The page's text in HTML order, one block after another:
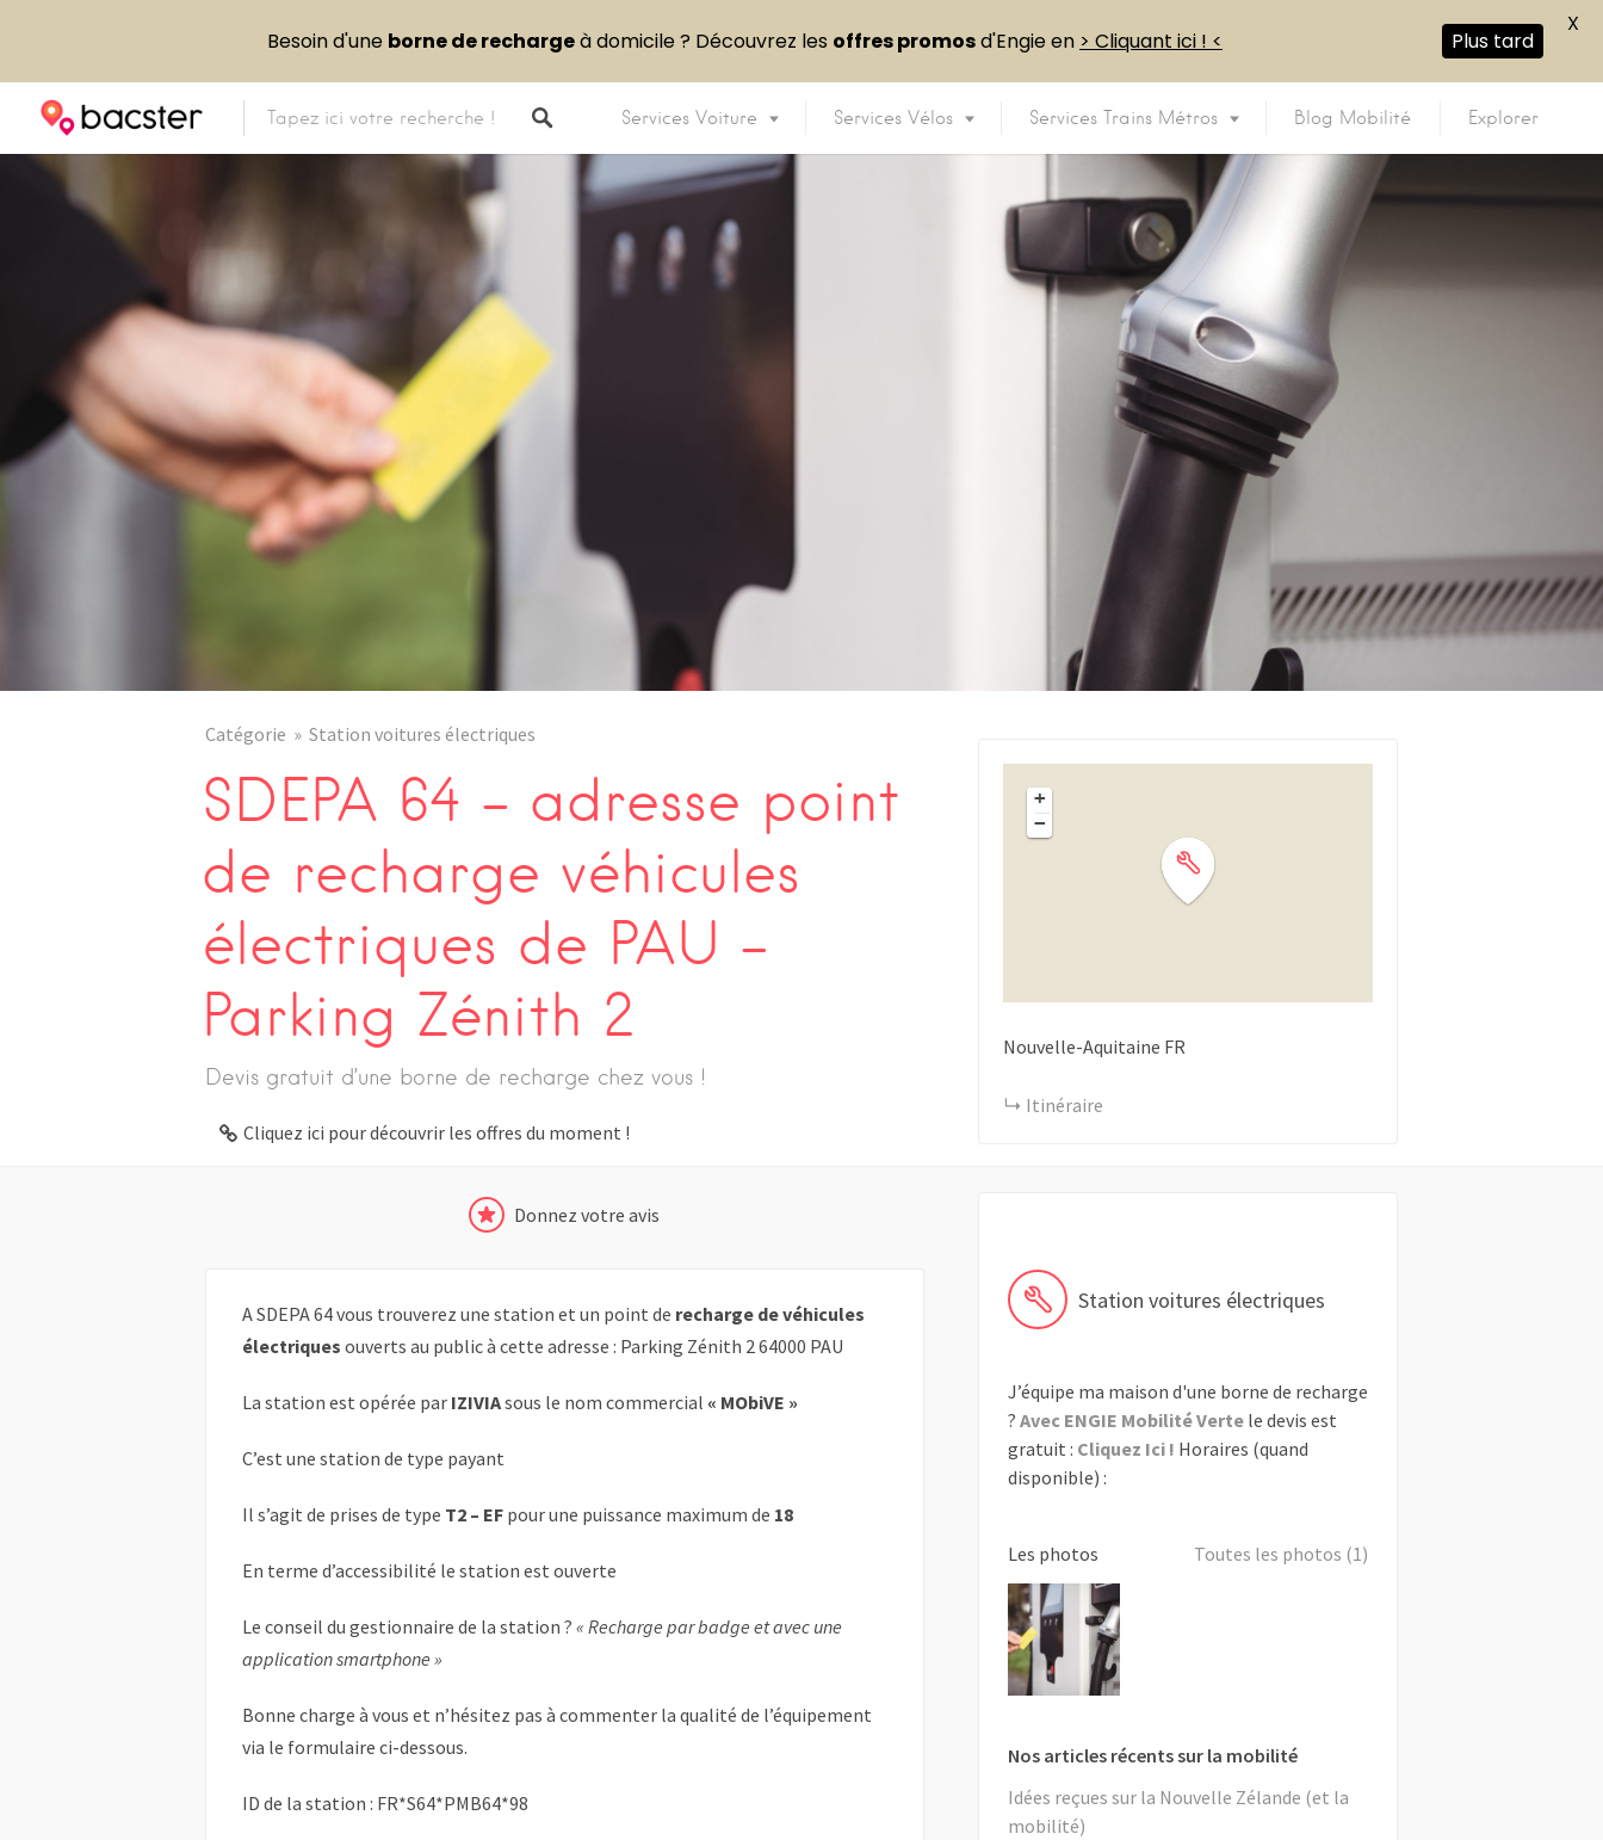
Services Voiture Services Vélos Services Trains Métros Blog Mobilité Explorer
Catégorie Station voitures électriques
SDEPA 64 – adresse point
de recharge véhicules
électriques de PAU –
Parking Zénith 2
Devis gratuit d’une borne de recharge chez vous !
Cliquez ici pour découvrir les offres du moment !
Donnez votre avis
A SDEPA 64 vous trouverez une station et un point de recharge de véhicules
électriques ouverts au public à cette adresse : Parking Zénith 2 64000 PAU
La station est opérée par IZIVIAsous le nom commercial « MObiVE »
C’est une station de type payant
Il s’agit de prises de type T2 – EF pour une puissance maximum de 18
En terme d’accessibilité le station est ouverte
Le conseil du gestionnaire de la station ? « Recharge par badge et avec une
application smartphone »
Bonne charge à vous et n’hésitez pas à commenter la qualité de l’équipement
via le formulaire ci-dessous.
ID de la station : FR*S64*PMB64*98
+
−
Nouvelle-Aquitaine FR
Itinéraire
Station voitures électriques
J’équipe ma maison d'une borne de recharge
? Avec ENGIE Mobilité Vertele devis est
gratuit : Cliquez Ici ! Horaires (quand
disponible) :
Les photos Toutes les photos (1)
Nos articles récents sur la mobilité
Idées reçues sur la Nouvelle Zélande (et la
mobilité)
Besoin d'une borne de rechargeà domicile ? Découvrez les offres promosd'Engie en > Cliquant ici ! < Plus tard
X